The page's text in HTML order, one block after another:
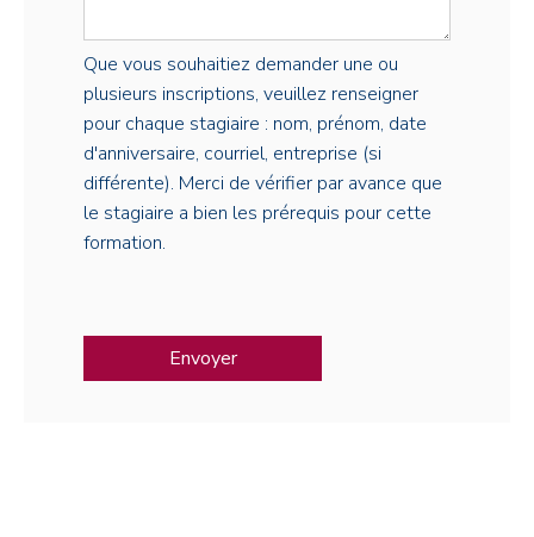
Que vous souhaitiez demander une ou
plusieurs inscriptions, veuillez renseigner
pour chaque stagiaire : nom, prénom, date
d'anniversaire, courriel, entreprise (si
différente). Merci de vérifier par avance que
le stagiaire a bien les prérequis pour cette
formation.